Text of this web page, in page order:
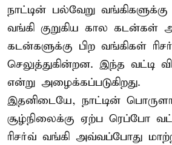
நாட்டின் பல்வேறு
வங்கி குறுகிய கால கடன்கள்
கடன்களுக்கு பிற வங்கிகள்
செலுத்துகின்றன. இந்த வட்டி
என்று அழைக்கப்படுகிறது.
இதனிடையே, நாட்டின்
சூழ்நிலைக்கு ஏற்ப ரெப்போ
ரிசர்வ் வங்கி அவ்வப்போது